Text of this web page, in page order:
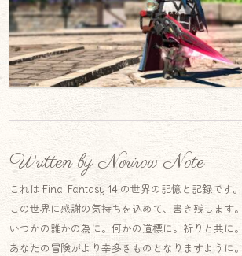
Written by Norirow Note
これは Final Fantasy 14 の世界の記憶と記録です。
この世界に感謝の気持ちを込めて、書き残します。
いつかの誰かの為に。何かの道標に。祈りと共に。
あなたの冒険がより幸多きものとなりますように。